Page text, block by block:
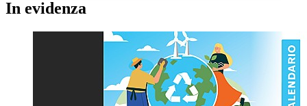
In evidenza